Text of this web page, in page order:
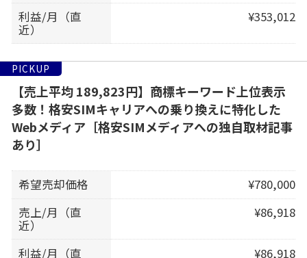
利益/月（直
近）
¥353,012
PICKUP
【売上平均 189,823円】商標キーワード上位表示
多数！格安SIMキャリアへの乗り換えに特化した
Webメディア［格安SIMメディアへの独自取材記事
あり］
希望売却価格
¥780,000
売上/月（直
近）
¥86,918
利益/月（直 ¥86,918